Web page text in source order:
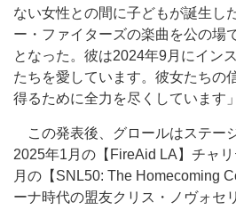
ない女性との間に子どもが誕生し
ー・ファイターズの楽曲を公の場
となった。彼は2024年9月にイン
たちを愛しています。彼女たちの
得るために全力を尽くしています
この発表後、グロールはステー
2025年1月の【FireAid LA】チャ
月の【SNL50: The Homecoming
ーナ時代の盟友クリス・ノヴォセ